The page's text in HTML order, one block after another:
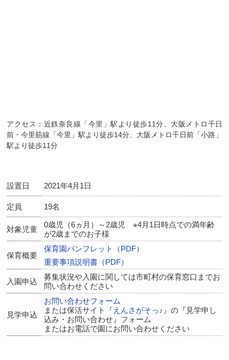
アクセス：近鉄奈良線「今里」駅より徒歩11分、大阪メトロ千日
前・今里筋線「今里」駅より徒歩14分、大阪メトロ千日前「小路」
駅より徒歩11分
設置日 2021年4月1日
定員 19名
対象児童
0歳児（6ヵ月）～2歳児 ※4月1日時点での満年齢
が2歳までのお子様
保育概要
保育園パンフレット（PDF）
重要事項説明書（PDF）
入園申込
募集状況や入園に関しては市町村の保育窓口までお
問い合わせください
見学申込
お問い合わせフォーム
または保活サイト
『えんさがそっ♪』の『見学申し
込み・お問い合わせ』フォーム
またはお電話で園にお問い合わせください